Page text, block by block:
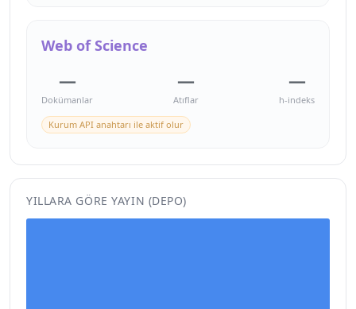
Web of Science
—
Dokümanlar
—
Atıflar
—
h-indeks
Kurum API anahtarı ile aktif olur
YILLARA GÖRE YAYIN (DEPO)